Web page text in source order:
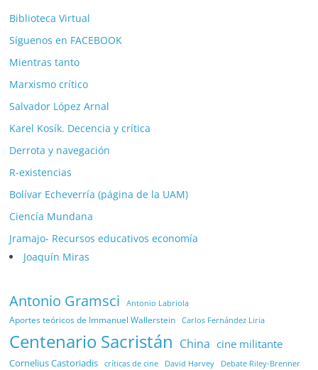
Biblioteca Virtual
Síguenos en FACEBOOK
Mientras tanto
Marxismo crítico
Salvador López Arnal
Karel Kosík. Decencia y crítica
Derrota y navegación
R-existencias
Bolívar Echeverría (página de la UAM)
Ciencía Mundana
Jramajo- Recursos educativos economía
Joaquín Miras
Antonio Gramsci Antonio Labriola
Aportes teóricos de Immanuel Wallerstein Carlos Fernández Liria
Centenario Sacristán China cine militante
Cornelius Castoriadis críticas de cine David Harvey Debate Riley-Brenner